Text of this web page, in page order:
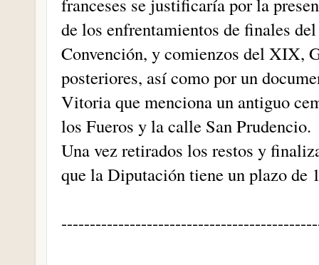
de los enfrentamientos de finales
Convención, y comienzos del XIX,
posteriores, así como por un
Vitoria que menciona un antiguo
los Fueros y la calle San Prudencio.
Una vez retirados los restos y
que la Diputación tiene un plazo de